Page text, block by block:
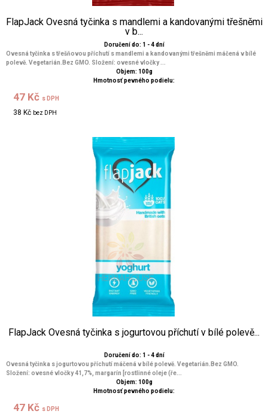
FlapJack Ovesná tyčinka s mandlemi a kandovanými třešněmi
v b...
Doručení do: 1 - 4 dní
Ovesná tyčinka s třešňovou příchutí s mandlemi a kandovanými třešněmi máčená v bílé
polevě. Vegetarián.Bez GMO. Složení: ovesné vločky ...
Objem: 100g
Hmotnosť pevného podielu:
47 Kč s DPH
38 Kč bez DPH
FlapJack Ovesná tyčinka s jogurtovou příchutí v bílé polevě...
Doručení do: 1 - 4 dní
Ovesná tyčinka s jogurtovou příchutí máčená v bílé polevě. Vegetarián.Bez GMO.
Složení: ovesné vločky 41,7%, margarín [rostlinné oleje (ře...
Objem: 100g
Hmotnosť pevného podielu:
47 Kč s DPH